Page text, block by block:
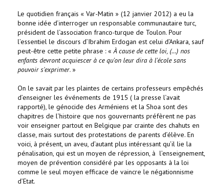
Le quotidien français « Var-Matin » (12 janvier 2012) a eu la
bonne idée d’interroger un responsable communautaire turc,
président de l’association franco-turque de Toulon. Pour
l’essentiel le discours d’Ibrahim Erdogan est celui d’Ankara, sauf
peut-être cette petite phrase : «À cause de cette loi, (…) nos
enfants devront acquiescer à ce qu'on leur dira à l'école sans
pouvoir s'exprimer. »
On le savait par les plaintes de certains professeurs empêchés
d’enseigner les événements de 1915 ( la presse l’avait
rapporté), le génocide des Arméniens et la Shoa sont des
chapitres de l’histoire que nos gouvernants préfèrent ne pas
voir enseigner partout en Belgique par crainte des chahuts en
classe, mais surtout des protestations de parents d’élève. En
voici, à présent, un aveu, d’autant plus intéressant qu’il lie la
pénalisation, qui est un moyen de répression, à l’enseignement,
moyen de prévention considéré par les opposants à la loi
comme le seul moyen efficace de vaincre le négationnisme
d’Etat.